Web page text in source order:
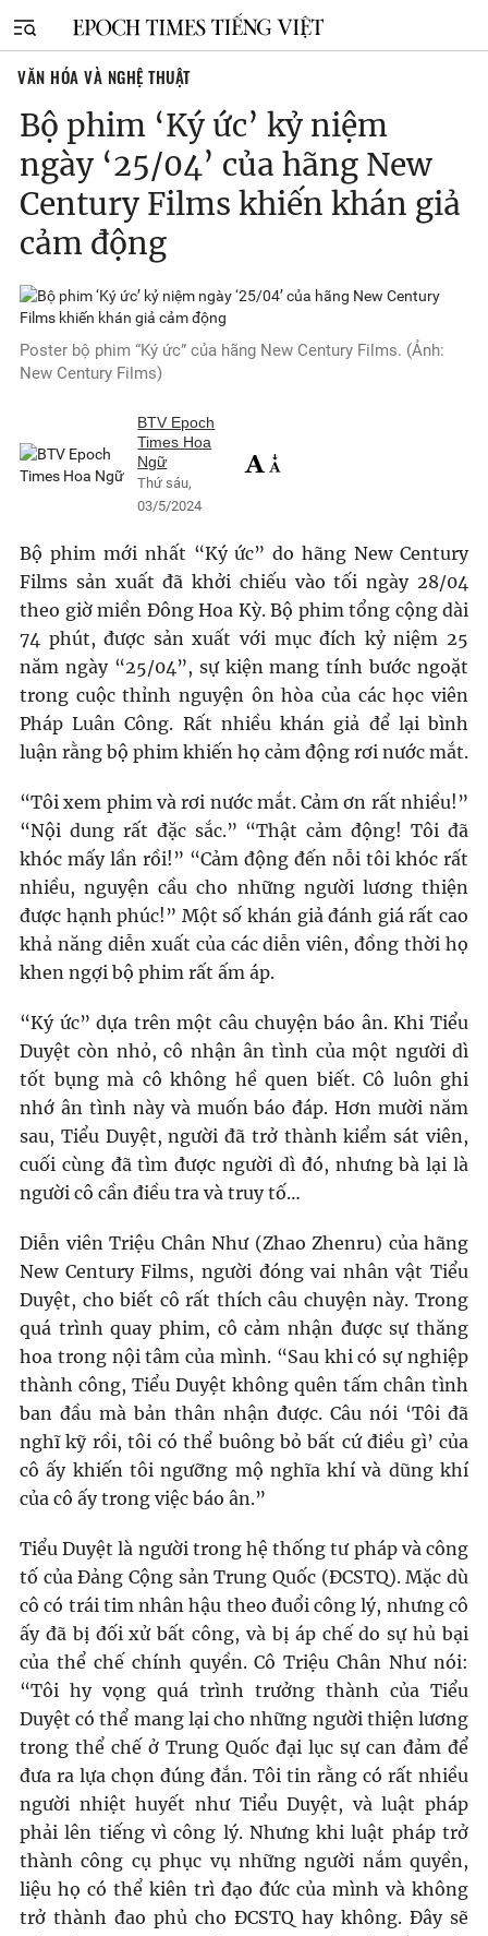
VĂN HÓA VÀ NGHỆ THUẬT
Bộ phim ‘Ký ức’ kỷ niệm
ngày ‘25/04’ của hãng New
Century Films khiến khán giả
cảm động
Poster bộ phim “Ký ức” của hãng New Century Films. (Ảnh:
New Century Films)
BTV Epoch
Times Hoa
Ngữ
Thứ sáu,
03/5/2024
Bộ phim mới nhất “Ký ức” do hãng New Century
Films sản xuất đã khởi chiếu vào tối ngày 28/04
theo giờ miền Đông Hoa Kỳ. Bộ phim tổng cộng dài
74 phút, được sản xuất với mục đích kỷ niệm 25
năm ngày “25/04”, sự kiện mang tính bước ngoặt
trong cuộc thỉnh nguyện ôn hòa của các học viên
Pháp Luân Công. Rất nhiều khán giả để lại bình
luận rằng bộ phim khiến họ cảm động rơi nước mắt.
“Tôi xem phim và rơi nước mắt. Cảm ơn rất nhiều!”
“Nội dung rất đặc sắc.” “Thật cảm động! Tôi đã
khóc mấy lần rồi!” “Cảm động đến nỗi tôi khóc rất
nhiều, nguyện cầu cho những người lương thiện
được hạnh phúc!” Một số khán giả đánh giá rất cao
khả năng diễn xuất của các diễn viên, đồng thời họ
khen ngợi bộ phim rất ấm áp.
“Ký ức” dựa trên một câu chuyện báo ân. Khi Tiểu
Duyệt còn nhỏ, cô nhận ân tình của một người dì
tốt bụng mà cô không hề quen biết. Cô luôn ghi
nhớ ân tình này và muốn báo đáp. Hơn mười năm
sau, Tiểu Duyệt, người đã trở thành kiểm sát viên,
cuối cùng đã tìm được người dì đó, nhưng bà lại là
người cô cần điều tra và truy tố…
Diễn viên Triệu Chân Như (Zhao Zhenru) của hãng
New Century Films, người đóng vai nhân vật Tiểu
Duyệt, cho biết cô rất thích câu chuyện này. Trong
quá trình quay phim, cô cảm nhận được sự thăng
hoa trong nội tâm của mình. “Sau khi có sự nghiệp
thành công, Tiểu Duyệt không quên tấm chân tình
ban đầu mà bản thân nhận được. Câu nói ‘Tôi đã
nghĩ kỹ rồi, tôi có thể buông bỏ bất cứ điều gì’ của
cô ấy khiến tôi ngưỡng mộ nghĩa khí và dũng khí
của cô ấy trong việc báo ân.”
Tiểu Duyệt là người trong hệ thống tư pháp và công
tố của Đảng Cộng sản Trung Quốc (ĐCSTQ). Mặc dù
cô có trái tim nhân hậu theo đuổi công lý, nhưng cô
ấy đã bị đối xử bất công, và bị áp chế do sự hủ bại
của thể chế chính quyền. Cô Triệu Chân Như nói:
“Tôi hy vọng quá trình trưởng thành của Tiểu
Duyệt có thể mang lại cho những người thiện lương
trong thể chế ở Trung Quốc đại lục sự can đảm để
đưa ra lựa chọn đúng đắn. Tôi tin rằng có rất nhiều
người nhiệt huyết như Tiểu Duyệt, và luật pháp
phải lên tiếng vì công lý. Nhưng khi luật pháp trở
thành công cụ phục vụ những người nắm quyền,
liệu họ có thể kiên trì đạo đức của mình và không
trở thành đao phủ cho ĐCSTQ hay không. Đây sẽ